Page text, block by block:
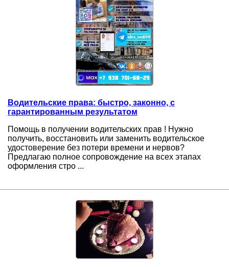
Водительские права: быстро, законно, с
гарантированным результатом
Помощь в получении водительских прав ! Нужно
получить, восстановить или заменить водительское
удостоверение без потери времени и нервов?
Предлагаю полное сопровождение на всех этапах
оформления стро ...